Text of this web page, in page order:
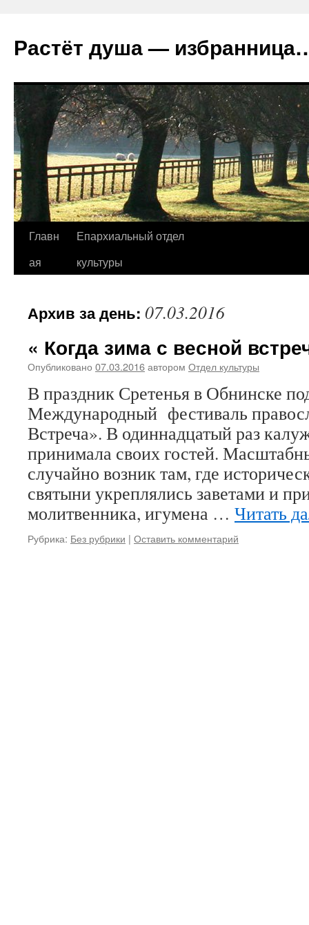
Растёт душа —
Перейти
Главн
ая
Епархиальный отдел
культуры
Архив за день: 07.03.2016
« Когда зима с весной
Опубликовано 07.03.2016автором Отдел культуры
В праздник Сретенья в Обнинске
Международный фестиваль
Встреча». В одиннадцатый раз
принимала своих гостей.
случайно возник там, где
святыни укреплялись заветами и
молитвенника, игумена … Читать
Рубрика: Без рубрики | Оставить комментарий